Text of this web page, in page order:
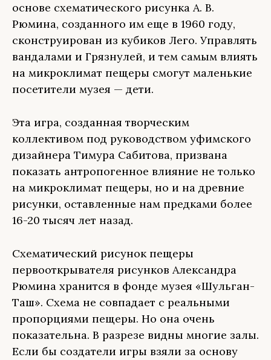
основе схематического рисунка А. В.
Рюмина, созданного им еще в 1960 году,
сконструирован из кубиков Лего. Управлять
вандалами и Грязнулей, и тем самым влиять
на микроклимат пещеры смогут маленькие
посетители музея — дети.
Эта игра, созданная творческим
коллективом под руководством уфимского
дизайнера Тимура Сабитова, призвана
показать антропогенное влияние не только
на микроклимат пещеры, но и на древние
рисунки, оставленные нам предками более
16-20 тысяч лет назад.
Схематический рисунок пещеры
первооткрывателя рисунков Александра
Рюмина хранится в фонде музея «Шульган-
Таш». Схема не совпадает с реальными
пропорциями пещеры. Но она очень
показательна. В разрезе видны многие залы.
Если бы создатели игры взяли за основу